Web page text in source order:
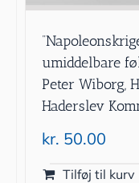
umiddelbare
Peter Wiborg,
Haderslev
kr. 50.00
Tilføj til kurv